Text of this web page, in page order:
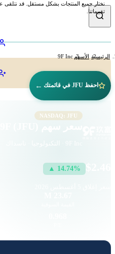
نختار جميع المنتجات بشكل مستقل. قد نتلقى
تقييماتنا.
الرئيسية الأسهم 9F Inc
احفظ JFU في قائمتك ←
NASDAQ: JFU
▲ 14.74%